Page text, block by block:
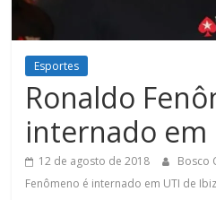
Figueiredo
Esportes
Ronaldo
internado em
12 de agosto de 2018 Bosco
Fenômeno é internado em UTI de